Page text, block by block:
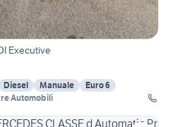
Executive
Diesel Manuale
Euro 6
Automobili